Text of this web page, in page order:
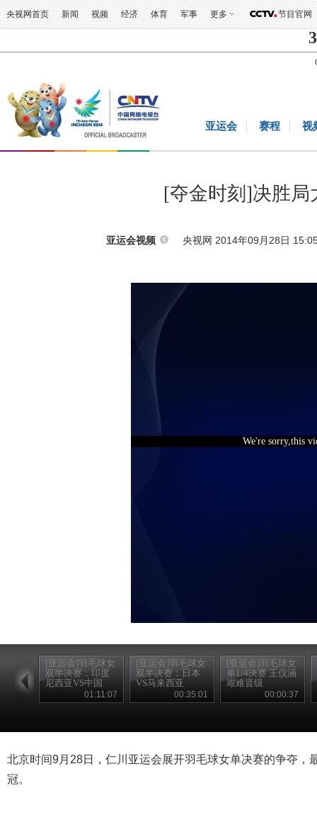
央视网首页 新闻 视频 经济 体育 军事 更多 节目官网
亚运会 赛程 视
[夺金时刻]决胜局
亚运会视频 央视网 2014年09月28日
We're sorry,this
[亚运会]羽毛球女
双半决赛：印度
尼西亚VS中国
01:11:07
[亚运会]羽毛球女
双半决赛：日本
VS马来西亚
00:35:01
[亚运会]羽毛球女
单1/4决赛 王仪涵
艰难晋级
00:00:37
北京时间9月28日，仁川亚运会展开羽毛球女单决赛的争夺，
冠。